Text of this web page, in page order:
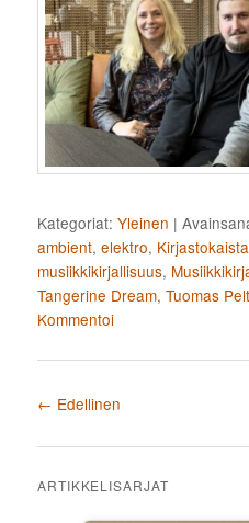
Kategoriat: Yleinen |
ambient,elektro, Kirjastokaista
musiikkikirjallisuus,
Tangerine Dream,Tuomas
Kommentoi
Artikkelien selaus
← Edellinen
ARTIKKELISARJAT